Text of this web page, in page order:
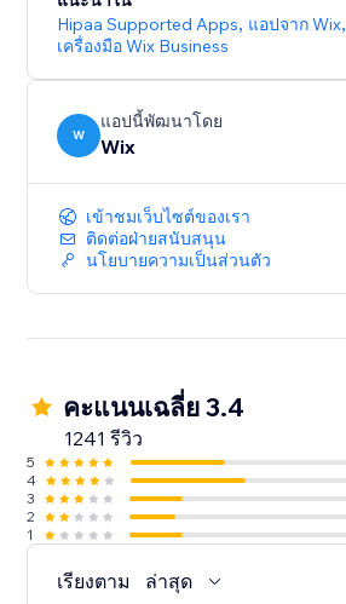
Hipaa Supported Apps, แอปจาก Wix,
เครื่องมือ Wix Business
W
แอปนี้พัฒนาโดย
Wix
เข้าชมเว็บไซต์ของเรา
ติดต่อฝ่ายสนับสนุน
นโยบายความเป็นส่วนตัว
คะแนนเฉลี่ย 3.4
1241 รีวิว
5
4
3
2
1
เรียงตาม ล่าสุด